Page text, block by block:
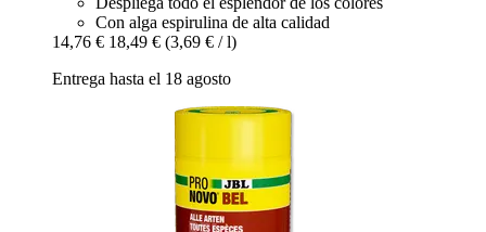
Con alga espirulina de alta calidad
14,76 € 18,49 € (3,69 € / l)
Entrega hasta el 18 agosto